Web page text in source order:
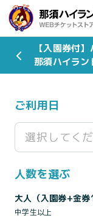
利用規約
【入園券付
那須ハイラン
ご利用日
選択してく
人数を選ぶ
大人（入園券+金券
中学生以上